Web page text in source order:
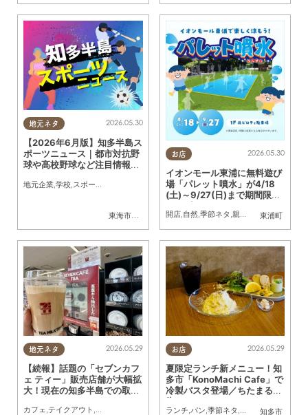
地元ネタ
東海市
,大府市 知多市,東浦町,阿久比町,半田市,常滑市
2026.05.30
【2026年6月版】知多半島ス
ポーツニュース｜都市対抗野
球や高校野球など注目情報ま
地元企業 学校 スポーツ おひとりさま,友人,トレンド
お店
東浦町
2026.05.30
イオンモール東浦に無料遊び
場「パレット噴水」が4/18
(土)～9/27(日)まで期間限定
オープン！
開店,自然,季節ネタ ,親子 友人
地元ネタ 2026.05.29
【続報】話題の「セブンカフ
ェ ティー」販売店舗が大幅拡
大！現在の知多半島での取り
カフェ,テイクアウト ,まちネタ 気になるリサーチ トレンド
お店
知多市
2026.05.29
夏限定ランチ新メニュー！知
多市「KonoMachi Cafe」で
冷製パスタ登場／ちたまる広
告
ランチ パン 季節ネタ ちたまる広告